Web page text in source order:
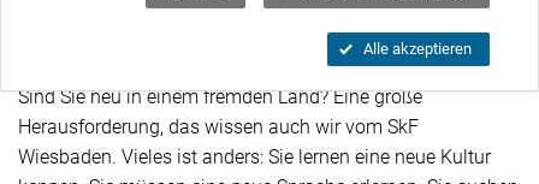
Spenden
Sind Sie neu in einem fremden Land? Eine große
Herausforderung, das wissen auch wir vom SkF
Wiesbaden. Vieles ist anders: Sie lernen eine neue Kultur
Alle akzeptieren